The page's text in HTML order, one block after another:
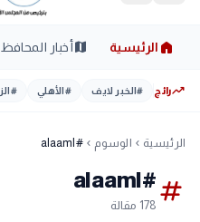
home الرئيسية mapأخبار
trending_upرائج #الخبر لايف #الأهلي #
الرئيسية chevron_left الوسوم chevron_left
#alaaml
tag
#alaaml
178 مقالة